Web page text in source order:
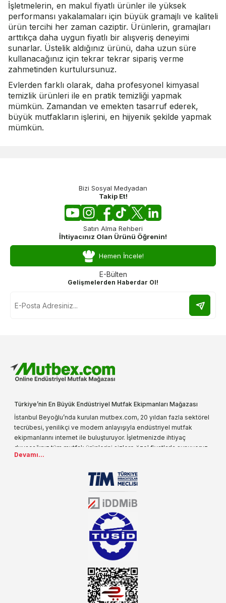
İşletmelerin, en makul fiyatlı ürünler ile yüksek
performansı yakalamaları için büyük gramajlı ve kaliteli
ürün tercihi her zaman caziptir. Ürünlerin, gramajları
arttıkça daha uygun fiyatlı bir alışveriş deneyimi
sunarlar. Üstelik aldığınız ürünü, daha uzun süre
kullanacağınız için tekrar tekrar sipariş verme
zahmetinden kurtulursunuz.
Evlerden farklı olarak, daha profesyonel kimyasal
temizlik ürünleri ile en pratik temizliği yapmak
mümkün. Zamandan ve emekten tasarruf ederek,
büyük mutfakların işlerini, en hijyenik şekilde yapmak
mümkün.
Bizi Sosyal Medyadan
Takip Et!
Satın Alma Rehberi
İhtiyacınız Olan Ürünü Öğrenin!
Hemen İncele!
E-Bülten
Gelişmelerden Haberdar Ol!
Türkiye’nin En Büyük Endüstriyel Mutfak Ekipmanları Mağazası
İstanbul Beyoğlu’nda kurulan mutbex.com, 20 yıldan fazla sektörel
tecrübesi, yenilikçi ve modern anlayışıyla endüstriyel mutfak
ekipmanlarını internet ile buluşturuyor. İşletmenizde ihtiyaç
duyacağınız tüm mutfak ürünlerini sizlere özel fiyatlarla sunuyoruz.
Endüstriyel mutfak malzemesi deyince akla gelen ilk adreslerden
sektörün farklı alanlarında da faliyet gösteren mutbex.com,
Öztiryakiler resmi bayisidir. Öztiryakiler ürünleri üzerinde büyük bir
donanıma sahip ekibi ile müşterilerine koşulsuz destek sunan
mutbex.com ile endüstriyel mutfak malzemeleri konusunda
alacağınız hizmet standartların her zaman üstünde olacaktır.
Devamı...